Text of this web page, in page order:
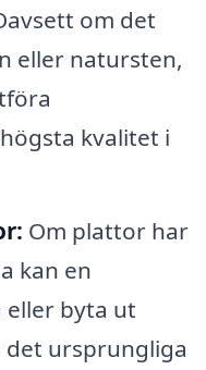
om det
eller natursten,
kvalitet i
Om plattor har
kan en
byta ut
ursprungliga